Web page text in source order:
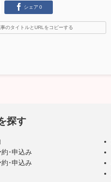
シェア 0
事のタイトルとURLをコピーする
探す
･申込み
･申込み